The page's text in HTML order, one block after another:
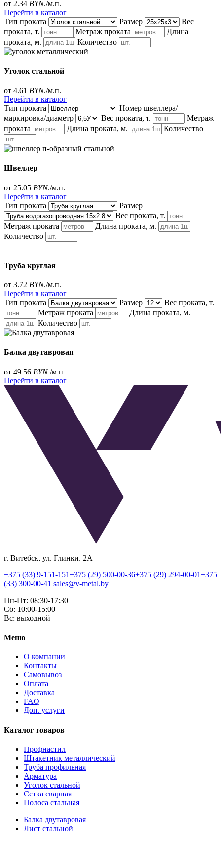
от 2.34 BYN./м.п.
Перейти в каталог
Тип проката
Размер
Вес
проката, т.
Метраж проката
Длина
проката, м.
Количество
Уголок стальной
от 4.61 BYN./м.п.
Перейти в каталог
Тип проката
Номер швеллера/
маркировка/диаметр
Вес проката, т.
Метраж
проката
Длина проката, м. Количество
Швеллер
от 25.05 BYN./м.п.
Перейти в каталог
Тип проката
Размер
Вес проката, т.
Метраж проката
Длина проката, м.
Количество
Труба круглая
от 3.72 BYN./м.п.
Перейти в каталог
Тип проката
Размер
Вес проката, т.
Метраж проката
Длина проката, м.
Количество
Балка двутавровая
от 49.56 BYN./м.п.
Перейти в каталог
г. Витебск, ул. Глинки, 2А
+375 (33) 9-151-151+375 (29) 500-00-36+375 (29) 294-00-01+375
(33) 300-00-41 sales@v-metal.by
Пн-Пт: 08:30-17:30
Cб: 10:00-15:00
Вс: выходной
Меню
О компании
Контакты
Самовывоз
Оплата
Доставка
FAQ
Доп. услуги
Каталог товаров
Профнастил
Штакетник металлический
Труба профильная
Арматура
Уголок стальной
Сетка сварная
Полоса стальная
Балка двутавровая
Лист стальной